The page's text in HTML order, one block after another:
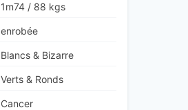
1m74 / 88 kgs
enrobée
Blancs & Bizarre
Verts & Ronds
Cancer